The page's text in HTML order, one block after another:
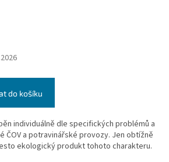
do košíku
individuálně dle specifických problémů a
ČOV a potravinářské provozy. Jen obtížně
ekologický produkt tohoto charakteru.